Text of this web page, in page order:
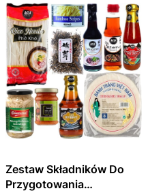
Zestaw Składników Do
Przygotowania